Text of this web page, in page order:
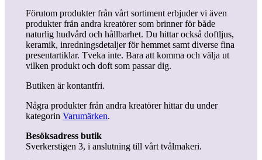
Förutom produkter från vårt sortiment erbjuder vi även
produkter från andra kreatörer som brinner för både
naturlig hudvård och hållbarhet. Du hittar också doftljus,
keramik, inredningsdetaljer för hemmet samt diverse fina
presentartiklar. Tveka inte. Bara att komma och välja ut
vilken produkt och doft som passar dig.
Butiken är kontantfri.
Några produkter från andra kreatörer hittar du under
kategorin Varumärken.
Besöksadress butik
Sverkerstigen 3, i anslutning till vårt tvålmakeri.